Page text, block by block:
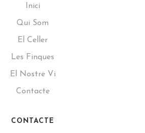
Inici
Qui Som
El Celler
Les Finques
El Nostre Vi
Contacte
CONTACTE